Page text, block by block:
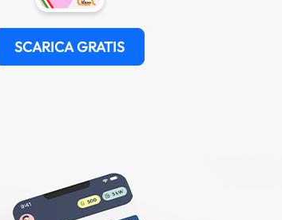
SCARICA GRATIS